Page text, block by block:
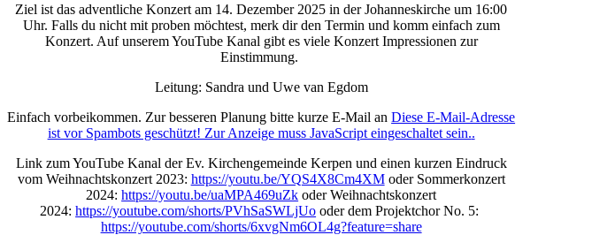
Ziel ist das adventliche Konzert am 14. Dezember 2025 in der Johanneskirche um 16:00
Uhr. Falls du nicht mit proben möchtest, merk dir den Termin und komm einfach zum
Konzert. Auf unserem YouTube Kanal gibt es viele Konzert Impressionen zur
Einstimmung.
Leitung: Sandra und Uwe van Egdom
Einfach vorbeikommen. Zur besseren Planung bitte kurze E-Mail anDiese E-Mail-Adresse
ist vor Spambots geschützt! Zur Anzeige muss JavaScript eingeschaltet sein..
Link zum YouTube Kanal der Ev. Kirchengemeinde Kerpen und einen kurzen Eindruck
vom Weihnachtskonzert 2023: https://youtu.be/YQS4X8Cm4XModer Sommerkonzert
2024:https://youtu.be/uaMPA469uZk oder Weihnachtskonzert
2024:https://youtube.com/shorts/PVhSaSWLjUo oder dem Projektchor No. 5:
https://youtube.com/shorts/6xvgNm6OL4g?feature=share